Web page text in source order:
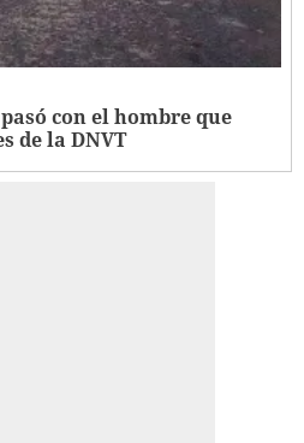
con el hombre que
de la DNVT